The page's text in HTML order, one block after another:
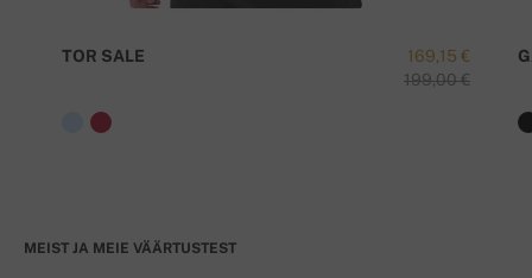
169,15 €
199,00 €
TOR SALE
MEIST JA MEIE VÄÄRTUSTEST